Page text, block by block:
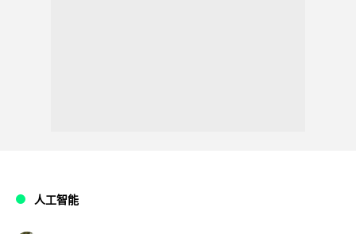
人工智能